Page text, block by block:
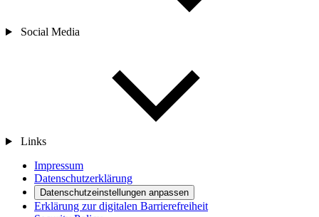
Social Media
Links
Impressum
Datenschutzerklärung
Datenschutzeinstellungen anpassen
Erklärung zur digitalen Barrierefreiheit